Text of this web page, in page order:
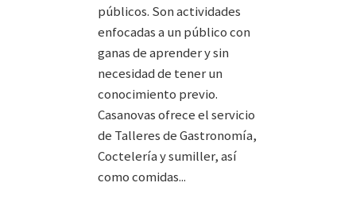
públicos. Son actividades
enfocadas a un público con
ganas de aprender y sin
necesidad de tener un
conocimiento previo.
Casanovas ofrece el servicio
de Talleres de Gastronomía,
Coctelería y sumiller, así
como comidas...